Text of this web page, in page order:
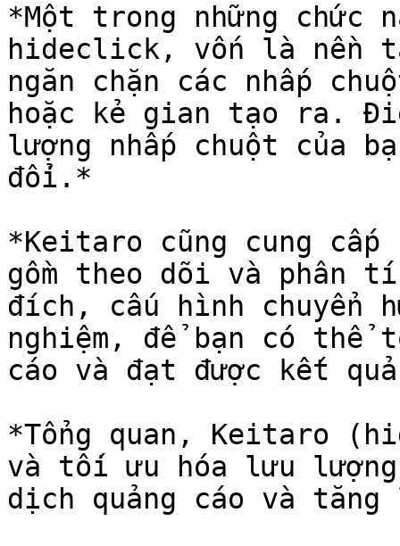
*Một trong những chức
hideclick, vốn là nền
ngăn chặn các nhấp
hoặc kẻ gian tạo ra.
lượng nhấp chuột của
đổi.*
*Keitaro cũng cung cấp
gồm theo dõi và phân
đích, cấu hình chuyển
nghiệm, để bạn có thể
cáo và đạt được kết
*Tổng quan, Keitaro
và tối ưu hóa lưu
dịch quảng cáo và